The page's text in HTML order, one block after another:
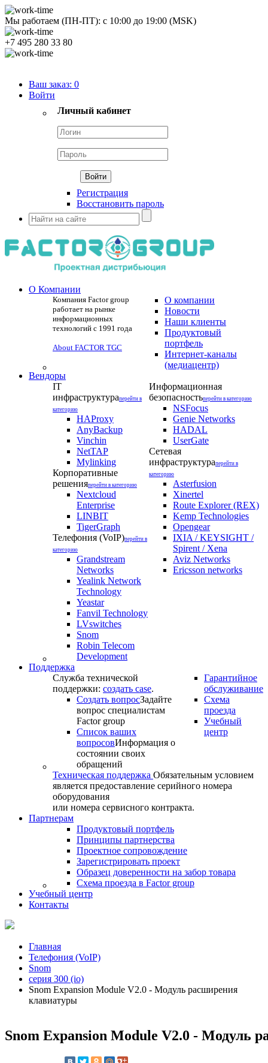
Мы работаем (ПН-ПТ): с 10:00 до 19:00 (MSK)
+7 495 280 33 80
Ваш заказ: 0
Войти
Личный кабинет
Регистрация
Восстановить пароль
О Компании
Компания Factor group
работает на рынке
информационных
технологий с 1991 года
About FACTOR TGC
О компании
Новости
Наши клиенты
Продуктовый
портфель
Интернет-каналы
(медиацентр)
Вендоры
IT
инфраструктураперейти в
категорию
HAProxy
AnyBackup
Vinchin
NetTAP
Mylinking
Корпоративные
решенияперейти в категорию
Nextcloud
Enterprise
LINBIT
TigerGraph
Телефония (VoIP)перейти в
категорию
Grandstream
Networks
Yealink Network
Technology
Yeastar
Fanvil Technology
LVswitches
Snom
Robin Telecom
Development
Информационная
безопасностьперейти в категорию
NSFocus
Genie Networks
HADAL
UserGate
Сетевая
инфраструктураперейти в
категорию
Asterfusion
Xinertel
Route Explorer (REX)
Kemp Technologies
Opengear
IXIA / KEYSIGHT /
Spirent / Xena
Aviz Networks
Ericsson networks
Поддержка
Служба технической
поддержки: создать case.
Создать вопросЗадайте
вопрос специалистам
Factor group
Список ваших
вопросовИнформация о
состоянии своих
обращений
Гарантийное
обслуживание
Схема
проезда
Учебный
центр
Техническая поддержка Обязательным условием
является предоставление серийного номера
оборудования
или номера сервисного контракта.
Партнерам
Продуктовый портфель
Принципы партнерства
Проектное сопровождение
Зарегистрировать проект
Образец доверенности на забор товара
Схема проезда в Factor group
Учебный центр
Контакты
Главная
Телефония (VoIP)
Snom
серия 300 (io)
Snom Expansion Module V2.0 - Модуль расширения
клавиатуры
Snom Expansion Module V2.0 - Модуль